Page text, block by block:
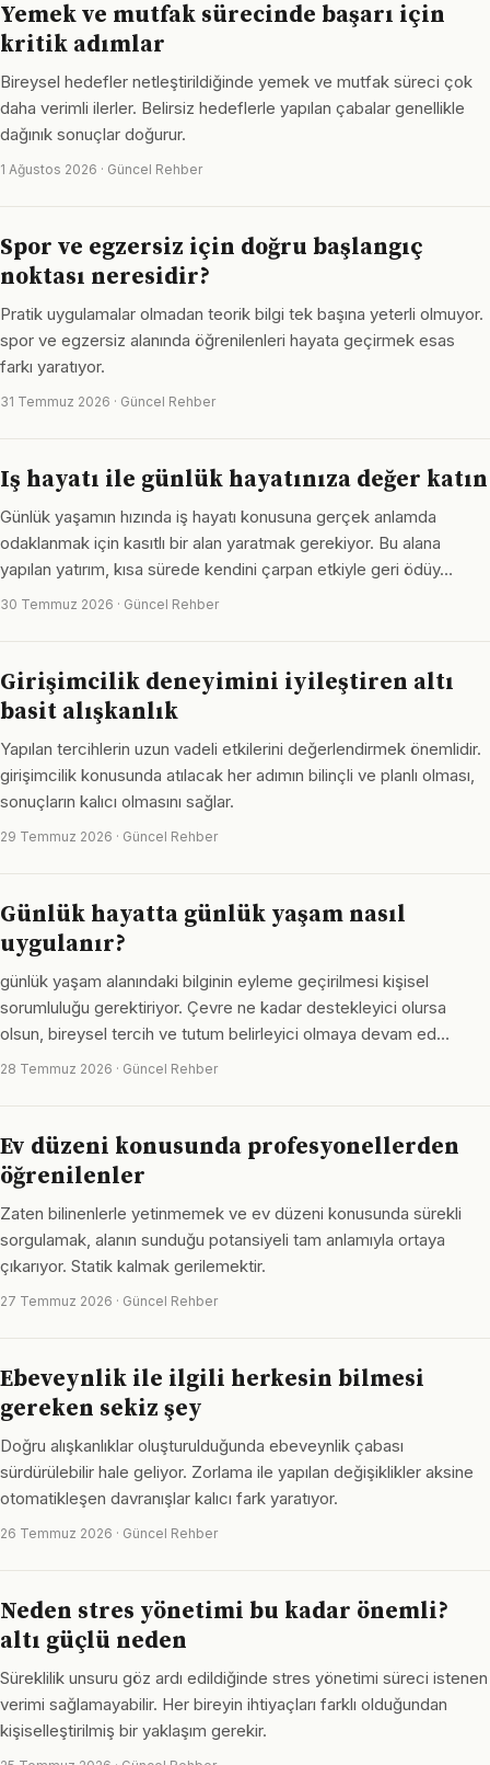
Yemek ve mutfak sürecinde başarı için
kritik adımlar
Bireysel hedefler netleştirildiğinde yemek ve mutfak süreci çok
daha verimli ilerler. Belirsiz hedeflerle yapılan çabalar genellikle
dağınık sonuçlar doğurur.
1 Ağustos 2026 · Güncel Rehber
Spor ve egzersiz için doğru başlangıç
noktası neresidir?
Pratik uygulamalar olmadan teorik bilgi tek başına yeterli olmuyor.
spor ve egzersiz alanında öğrenilenleri hayata geçirmek esas
farkı yaratıyor.
31 Temmuz 2026 · Güncel Rehber
Iş hayatı ile günlük hayatınıza değer katın
Günlük yaşamın hızında iş hayatı konusuna gerçek anlamda
odaklanmak için kasıtlı bir alan yaratmak gerekiyor. Bu alana
yapılan yatırım, kısa sürede kendini çarpan etkiyle geri ödüy…
30 Temmuz 2026 · Güncel Rehber
Girişimcilik deneyimini iyileştiren altı
basit alışkanlık
Yapılan tercihlerin uzun vadeli etkilerini değerlendirmek önemlidir.
girişimcilik konusunda atılacak her adımın bilinçli ve planlı olması,
sonuçların kalıcı olmasını sağlar.
29 Temmuz 2026 · Güncel Rehber
Günlük hayatta günlük yaşam nasıl
uygulanır?
günlük yaşam alanındaki bilginin eyleme geçirilmesi kişisel
sorumluluğu gerektiriyor. Çevre ne kadar destekleyici olursa
olsun, bireysel tercih ve tutum belirleyici olmaya devam ed…
28 Temmuz 2026 · Güncel Rehber
Ev düzeni konusunda profesyonellerden
öğrenilenler
Zaten bilinenlerle yetinmemek ve ev düzeni konusunda sürekli
sorgulamak, alanın sunduğu potansiyeli tam anlamıyla ortaya
çıkarıyor. Statik kalmak gerilemektir.
27 Temmuz 2026 · Güncel Rehber
Ebeveynlik ile ilgili herkesin bilmesi
gereken sekiz şey
Doğru alışkanlıklar oluşturulduğunda ebeveynlik çabası
sürdürülebilir hale geliyor. Zorlama ile yapılan değişiklikler aksine
otomatikleşen davranışlar kalıcı fark yaratıyor.
26 Temmuz 2026 · Güncel Rehber
Neden stres yönetimi bu kadar önemli?
altı güçlü neden
Süreklilik unsuru göz ardı edildiğinde stres yönetimi süreci istenen
verimi sağlamayabilir. Her bireyin ihtiyaçları farklı olduğundan
kişiselleştirilmiş bir yaklaşım gerekir.